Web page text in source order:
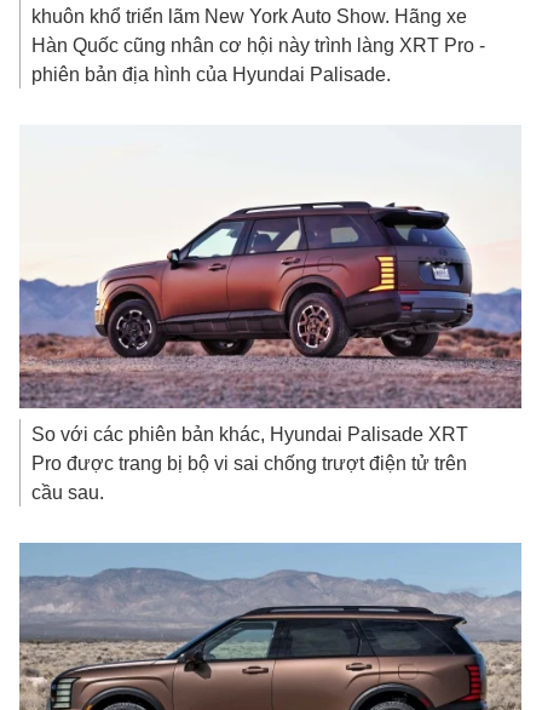
khuôn khổ triển lãm New York Auto Show. Hãng xe
Hàn Quốc cũng nhân cơ hội này trình làng XRT Pro -
phiên bản địa hình của Hyundai Palisade.
So với các phiên bản khác, Hyundai Palisade XRT
Pro được trang bị bộ vi sai chống trượt điện tử trên
cầu sau.